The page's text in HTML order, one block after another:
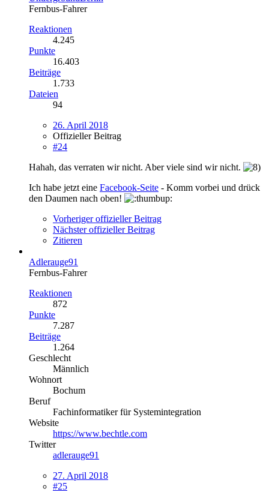
Fernbus-Fahrer
Reaktionen
4.245
Punkte
16.403
Beiträge
1.733
Dateien
94
26. April 2018
Offizieller Beitrag
#24
Hahah, das verraten wir nicht. Aber viele sind wir nicht.
Ich habe jetzt eine Facebook-Seite - Komm vorbei und drück
den Daumen nach oben!
Vorheriger offizieller Beitrag
Nächster offizieller Beitrag
Zitieren
Adlerauge91
Fernbus-Fahrer
Reaktionen
872
Punkte
7.287
Beiträge
1.264
Geschlecht
Männlich
Wohnort
Bochum
Beruf
Fachinformatiker für Systemintegration
Website
https://www.bechtle.com
Twitter
adlerauge91
27. April 2018
#25